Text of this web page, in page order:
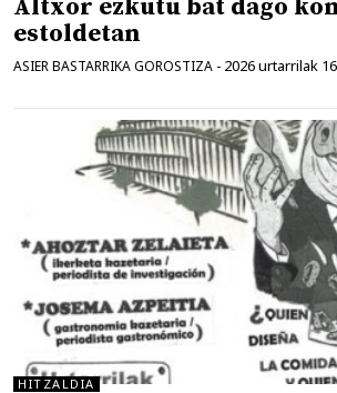
Altxor ezkutu bat dago
estoldetan
ASIER BASTARRIKA GOROSTIZA - 2026 urtarrilak 16
HITZALDIA